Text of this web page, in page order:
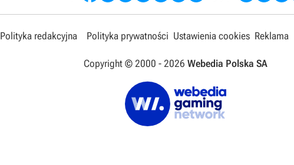
Polityka redakcyjna Polityka prywatności Ustawienia cookies Reklama
Copyright © 2000 - 2026 Webedia Polska SA